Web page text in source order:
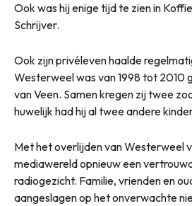
Ook was hij enige tijd te zien in
Schrijver.
Ook zijn privéleven haalde
Westerweel was van 1998 tot 2010
van Veen. Samen kregen zij twee
huwelijk had hij al twee andere
Met het overlijden van Westerweel
mediawereld opnieuw een
radiogezicht. Familie, vrienden en
aangeslagen op het onverwachte